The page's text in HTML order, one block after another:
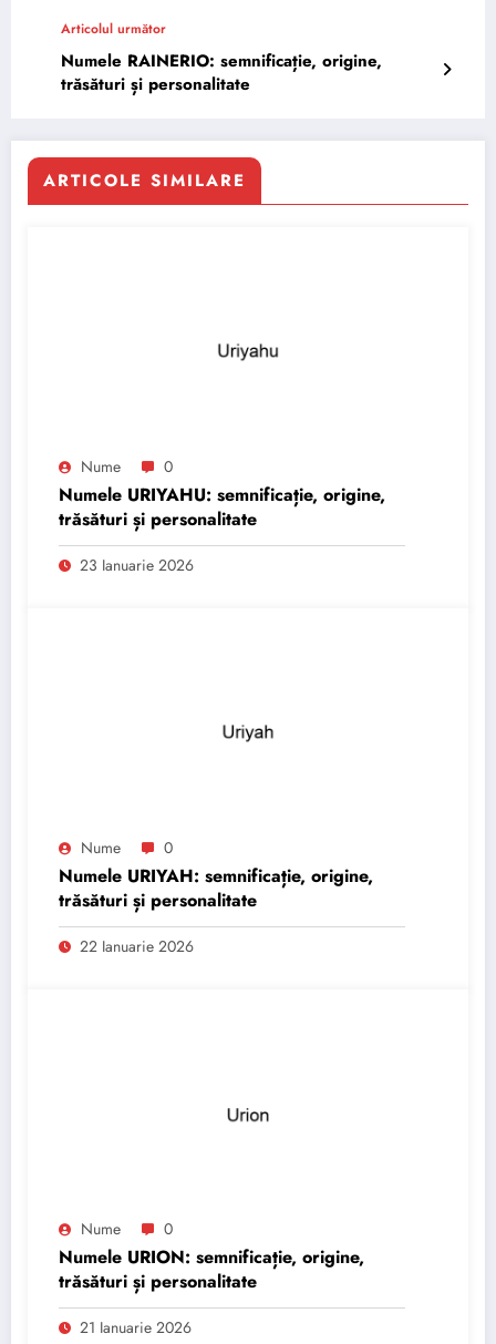
Articolul următor
Numele RAINERIO: semnificație, origine,
trăsături și personalitate
ARTICOLE SIMILARE
Nume 0
Numele URIYAHU: semnificație, origine,
trăsături și personalitate
23 Ianuarie 2026
Nume 0
Numele URIYAH: semnificație, origine,
trăsături și personalitate
22 Ianuarie 2026
Nume 0
Numele URION: semnificație, origine,
trăsături și personalitate
21 Ianuarie 2026